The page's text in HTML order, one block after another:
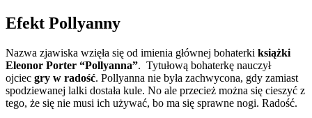
Efekt Pollyanny
Nazwa zjawiska wzięła się od imienia głównej bohaterki książki
Eleonor Porter “Pollyanna”. Tytułową bohaterkę nauczył
ojciec gry w radość. Pollyanna nie była zachwycona, gdy zamiast
spodziewanej lalki dostała kule. No ale przecież można się cieszyć z
tego, że się nie musi ich używać, bo ma się sprawne nogi. Radość.